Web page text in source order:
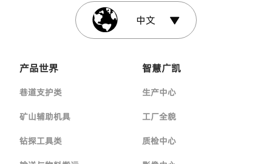
中文
产品世界
巷道支护类
矿山辅助机具
钻探工具类
智慧广凯
生产中心
工厂全貌
质检中心